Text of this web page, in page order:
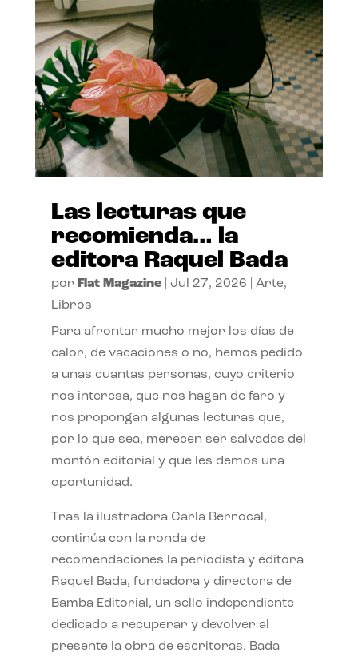
Las lecturas que
recomienda… la
editora Raquel Bada
por Flat Magazine| Jul 27, 2026 Arte,
Libros
Para afrontar mucho mejor los días de
calor, de vacaciones o no, hemos pedido
a unas cuantas personas, cuyo criterio
nos interesa, que nos hagan de faro y
nos propongan algunas lecturas que,
por lo que sea, merecen ser salvadas del
montón editorial y que les demos una
oportunidad.
Tras la ilustradora Carla Berrocal,
continúa con la ronda de
recomendaciones la periodista y editora
Raquel Bada, fundadora y directora de
Bamba Editorial, un sello independiente
dedicado a recuperar y devolver al
presente la obra de escritoras. Bada